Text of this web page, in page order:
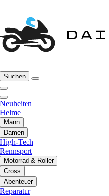
Suchen
Neuheiten
Helme
Mann
Damen
High-Tech
Rennsport
Motorrad & Roller
Cross
Abenteuer
Reparatur